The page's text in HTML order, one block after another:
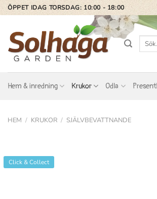
Skip
to
content
ÖPPET IDAG TORSDAG: 10:00 - 18:00
Sök
Hem & inredning Krukor Odla
HEM / KRUKOR / SJÄLVBEVATTNANDE
Click & Collect